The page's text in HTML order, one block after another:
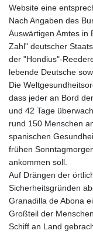
Website eine
Nach Angaben des
Auswärtigen Amtes in
Zahl" deutscher
der "Hondius"-
lebende Deutsche
Die
dass jeder an Bord
und 42 Tage
rund 150 Menschen
spanischen
frühen
ankommen soll.
Auf Drängen der
Sicherheitsgründen
Granadilla de Abona
Großteil der
Schiff an Land